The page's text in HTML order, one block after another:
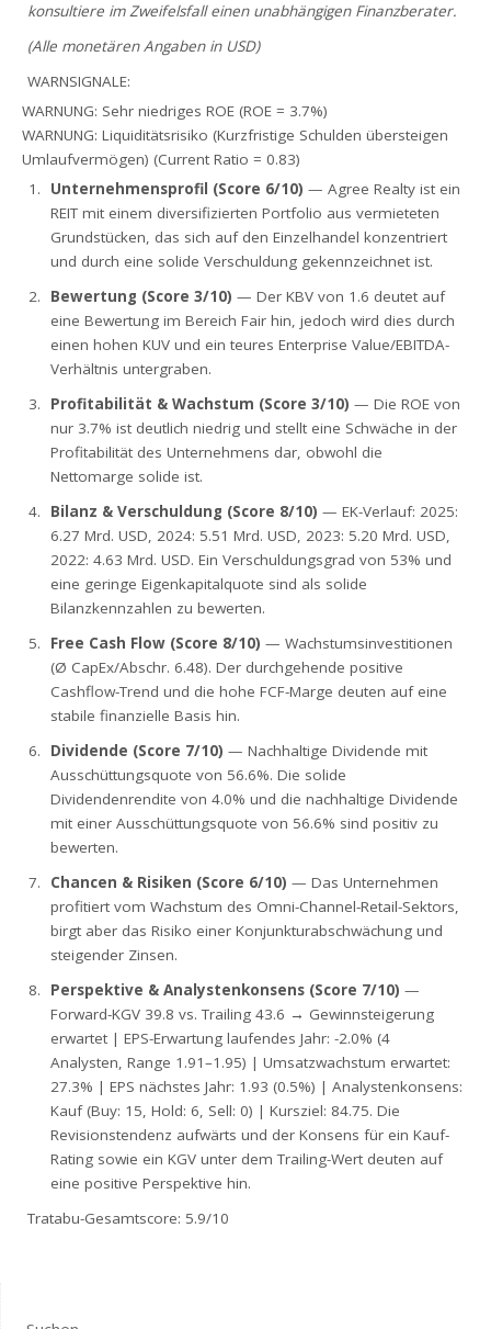
konsultiere im Zweifelsfall einen unabhängigen Finanzberater.
(Alle monetären Angaben in USD)
WARNSIGNALE:
WARNUNG: Sehr niedriges ROE (ROE = 3.7%)
WARNUNG: Liquiditätsrisiko (Kurzfristige Schulden übersteigen
Umlaufvermögen) (Current Ratio = 0.83)
Unternehmensprofil (Score 6/10) — Agree Realty ist ein
REIT mit einem diversifizierten Portfolio aus vermieteten
Grundstücken, das sich auf den Einzelhandel konzentriert
und durch eine solide Verschuldung gekennzeichnet ist.
Bewertung (Score 3/10) — Der KBV von 1.6 deutet auf
eine Bewertung im Bereich Fair hin, jedoch wird dies durch
einen hohen KUV und ein teures Enterprise Value/EBITDA-
Verhältnis untergraben.
Profitabilität & Wachstum (Score 3/10) — Die ROE von
nur 3.7% ist deutlich niedrig und stellt eine Schwäche in der
Profitabilität des Unternehmens dar, obwohl die
Nettomarge solide ist.
Bilanz & Verschuldung (Score 8/10) — EK-Verlauf: 2025:
6.27 Mrd. USD, 2024: 5.51 Mrd. USD, 2023: 5.20 Mrd. USD,
2022: 4.63 Mrd. USD. Ein Verschuldungsgrad von 53% und
eine geringe Eigenkapitalquote sind als solide
Bilanzkennzahlen zu bewerten.
Free Cash Flow (Score 8/10) — Wachstumsinvestitionen
(Ø CapEx/Abschr. 6.48). Der durchgehende positive
Cashflow-Trend und die hohe FCF-Marge deuten auf eine
stabile finanzielle Basis hin.
Dividende (Score 7/10) — Nachhaltige Dividende mit
Ausschüttungsquote von 56.6%. Die solide
Dividendenrendite von 4.0% und die nachhaltige Dividende
mit einer Ausschüttungsquote von 56.6% sind positiv zu
bewerten.
Chancen & Risiken (Score 6/10) — Das Unternehmen
profitiert vom Wachstum des Omni-Channel-Retail-Sektors,
birgt aber das Risiko einer Konjunkturabschwächung und
steigender Zinsen.
Perspektive & Analystenkonsens (Score 7/10) —
Forward-KGV 39.8 vs. Trailing 43.6 → Gewinnsteigerung
erwartet | EPS-Erwartung laufendes Jahr: -2.0% (4
Analysten, Range 1.91–1.95) | Umsatzwachstum erwartet:
27.3% | EPS nächstes Jahr: 1.93 (0.5%) | Analystenkonsens:
Kauf (Buy: 15, Hold: 6, Sell: 0) | Kursziel: 84.75. Die
Revisionstendenz aufwärts und der Konsens für ein Kauf-
Rating sowie ein KGV unter dem Trailing-Wert deuten auf
eine positive Perspektive hin.
Tratabu-Gesamtscore: 5.9/10